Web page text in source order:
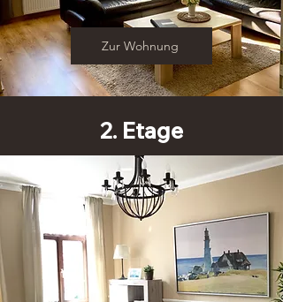
Zur Wohnung
2. Etage